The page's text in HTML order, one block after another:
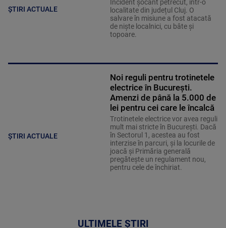
ȘTIRI ACTUALE
Incident șocant petrecut, într-o
localitate din județul Cluj. O
salvare în misiune a fost atacată
de niște localnici, cu bâte și
topoare.
ȘTIRI ACTUALE
Noi reguli pentru trotinetele
electrice în București.
Amenzi de până la 5.000 de
lei pentru cei care le încalcă
Trotinetele electrice vor avea reguli
mult mai stricte în București. Dacă
în Sectorul 1, acestea au fost
interzise în parcuri, și la locurile de
joacă și Primăria generală
pregătește un regulament nou,
pentru cele de închiriat.
ULTIMELE ȘTIRI